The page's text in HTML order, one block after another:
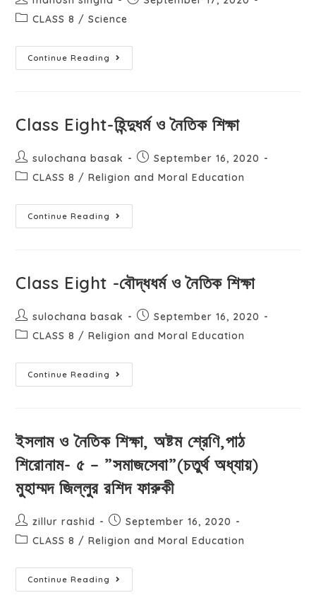
CLASS 8 / Science
Continue Reading
Class Eight-হিন্দুধর্ম ও নৈতিক শিক্ষা
sulochana basak
September 16, 2020
CLASS 8 / Religion and Moral Education
Continue Reading
Class Eight -বৌদ্ধধর্ম ও নৈতিক শিক্ষা
sulochana basak
September 16, 2020
CLASS 8 / Religion and Moral Education
Continue Reading
ইসলাম ও নৈতিক শিক্ষা, অষ্টম শ্রেণি,পাঠ
শিরোনাম- ‌৫ – ”সমাজসেবা”(চতুর্থ অধ্যায়)
মুহাম্মদ জিল্লুর রশিদ ফারুকী
zillur rashid
September 16, 2020
CLASS 8 / Religion and Moral Education
Continue Reading